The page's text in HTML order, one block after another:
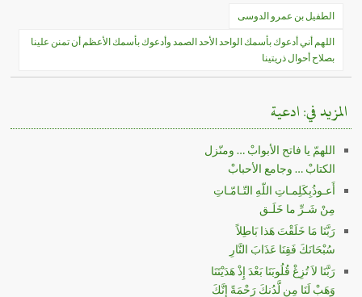
تصفّح
المقالات
الطفيل بن عمرو الدوسى
اللهم أني أدعوك بأسمك الواحد الأحد الصمد وأدعوك بأسمك الأعظم أن تمنن علينا
بصلاح أحوال ذريتينا
المزيد في: ادعية
اللهمّ يا فاتح الأبوابْ … ومنّزل
الكتابْ … وجامع الأحبابْ
أَعـوذُبِكَلِمـاتِ اللّهِ التّـامّـاتِ
مِنْ شَـرِّ ما خَلَـق
رَبَّنَا مَا خَلَقْتَ هَذا بَاطِلاً
سُبْحَانَكَ فَقِنَا عَذَابَ النَّارِ
رَبَّنَا لاَ تُزِغْ قُلُوبَنَا بَعْدَ إِذْ هَدَيْتَنَا
وَهَبْ لَنَا مِن لَّدُنكَ رَحْمَةً إِنَّكَ